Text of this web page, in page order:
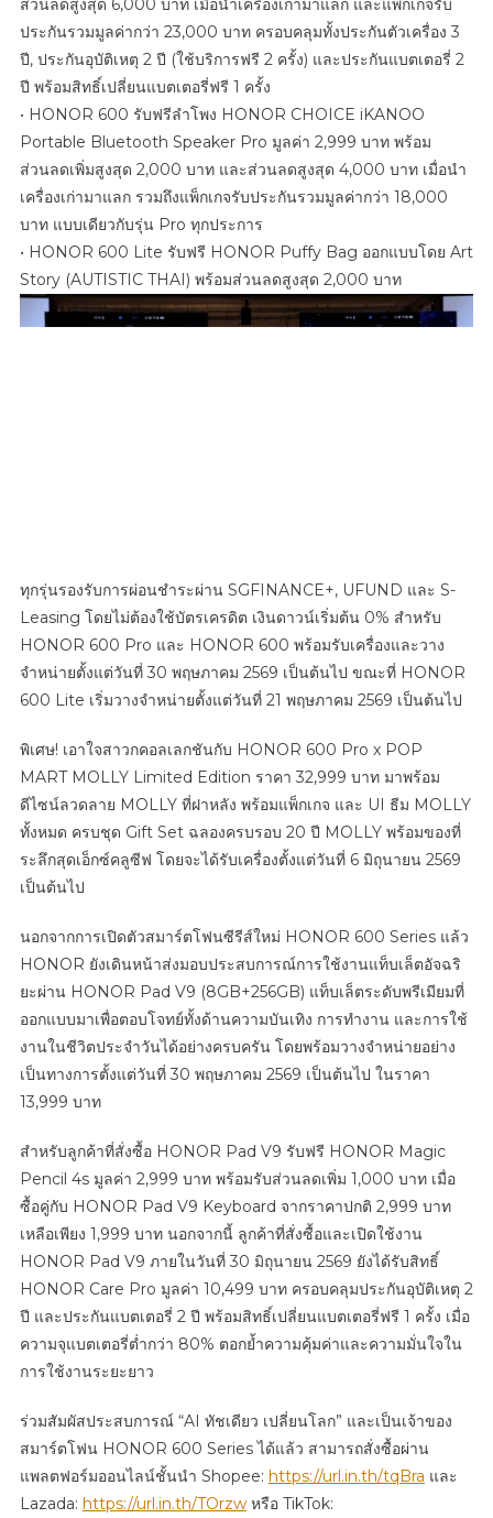
ส่วนลดสูงสุด 6,000 บาท เมื่อนำเครื่องเก่ามาแลก และแพ็กเกจรับ
ประกันรวมมูลค่ากว่า 23,000 บาท ครอบคลุมทั้งประกันตัวเครื่อง 3
ปี, ประกันอุบัติเหตุ 2 ปี (ใช้บริการฟรี 2 ครั้ง) และประกันแบตเตอรี่ 2
ปี พร้อมสิทธิ์เปลี่ยนแบตเตอรี่ฟรี 1 ครั้ง
• HONOR 600 รับฟรีลำโพง HONOR CHOICE iKANOO
Portable Bluetooth Speaker Pro มูลค่า 2,999 บาท พร้อม
ส่วนลดเพิ่มสูงสุด 2,000 บาท และส่วนลดสูงสุด 4,000 บาท เมื่อนำ
เครื่องเก่ามาแลก รวมถึงแพ็กเกจรับประกันรวมมูลค่ากว่า 18,000
บาท แบบเดียวกับรุ่น Pro ทุกประการ
• HONOR 600 Lite รับฟรี HONOR Puffy Bag ออกแบบโดย Art
Story (AUTISTIC THAI) พร้อมส่วนลดสูงสุด 2,000 บาท
​ทุกรุ่นรองรับการผ่อนชำระผ่าน SGFINANCE+, UFUND และ S-
Leasing โดยไม่ต้องใช้บัตรเครดิต เงินดาวน์เริ่มต้น 0% สำหรับ
HONOR 600 Pro และ HONOR 600 พร้อมรับเครื่องและวาง
จำหน่ายตั้งแต่วันที่ 30 พฤษภาคม 2569 เป็นต้นไป ขณะที่ HONOR
600 Lite เริ่มวางจำหน่ายตั้งแต่วันที่ 21 พฤษภาคม 2569 เป็นต้นไป
พิเศษ! เอาใจสาวกคอลเลกชันกับ HONOR 600 Pro x POP
MART MOLLY Limited Edition ราคา 32,999 บาท มาพร้อม
ดีไซน์ลวดลาย MOLLY ที่ฝาหลัง พร้อมแพ็กเกจ และ UI ธีม MOLLY
ทั้งหมด ครบชุด Gift Set ฉลองครบรอบ 20 ปี MOLLY พร้อมของที่
ระลึกสุดเอ็กซ์คลูซีฟ โดยจะได้รับเครื่องตั้งแต่วันที่ 6 มิถุนายน 2569
เป็นต้นไป
นอกจากการเปิดตัวสมาร์ตโฟนซีรีส์ใหม่ HONOR 600 Series แล้ว
HONOR ยังเดินหน้าส่งมอบประสบการณ์การใช้งานแท็บเล็ตอัจฉริ
ยะผ่าน HONOR Pad V9 (8GB+256GB) แท็บเล็ตระดับพรีเมียมที่
ออกแบบมาเพื่อตอบโจทย์ทั้งด้านความบันเทิง การทำงาน และการใช้
งานในชีวิตประจำวันได้อย่างครบครัน โดยพร้อมวางจำหน่ายอย่าง
เป็นทางการตั้งแต่วันที่ 30 พฤษภาคม 2569 เป็นต้นไป ในราคา
13,999 บาท
สำหรับลูกค้าที่สั่งซื้อ HONOR Pad V9 รับฟรี HONOR Magic
Pencil 4s มูลค่า 2,999 บาท พร้อมรับส่วนลดเพิ่ม 1,000 บาท เมื่อ
ซื้อคู่กับ HONOR Pad V9 Keyboard จากราคาปกติ 2,999 บาท
เหลือเพียง 1,999 บาท นอกจากนี้ ลูกค้าที่สั่งซื้อและเปิดใช้งาน
HONOR Pad V9 ภายในวันที่ 30 มิถุนายน 2569 ยังได้รับสิทธิ์
HONOR Care Pro มูลค่า 10,499 บาท ครอบคลุมประกันอุบัติเหตุ 2
ปี และประกันแบตเตอรี่ 2 ปี พร้อมสิทธิ์เปลี่ยนแบตเตอรี่ฟรี 1 ครั้ง เมื่อ
ความจุแบตเตอรี่ต่ำกว่า 80% ตอกย้ำความคุ้มค่าและความมั่นใจใน
การใช้งานระยะยาว
ร่วมสัมผัสประสบการณ์ “AI ทัชเดียว เปลี่ยนโลก” และเป็นเจ้าของ
สมาร์ตโฟน HONOR 600 Series ได้แล้ว สามารถสั่งซื้อผ่าน
แพลตฟอร์มออนไลน์ชั้นนำ Shopee: https://url.in.th/tqBra และ
Lazada: https://url.in.th/TOrzwหรือ TikTok: